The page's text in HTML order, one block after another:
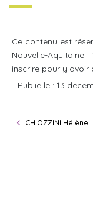
Ce contenu est
Nouvelle-
inscrire pour y avoir
Publié le : 13
CHIOZZINI Hélène